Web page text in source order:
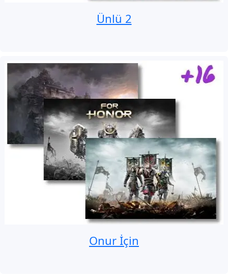
Ünlü 2
Onur İçin